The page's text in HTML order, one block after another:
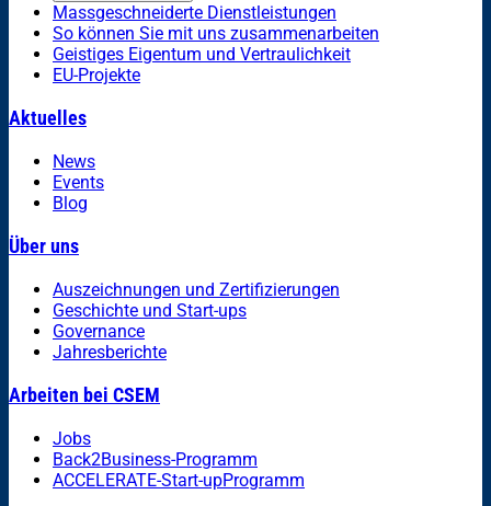
Massgeschneiderte Dienstleistungen
So können Sie mit uns zusammenarbeiten
Geistiges Eigentum und Vertraulichkeit
EU-Projekte
Aktuelles
News
Events
Blog
Über uns
Auszeichnungen und Zertifizierungen
Geschichte und Start-ups
Governance
Jahresberichte
Arbeiten bei CSEM
Jobs
Back2Business-Programm
ACCELERATE-Start-upProgramm